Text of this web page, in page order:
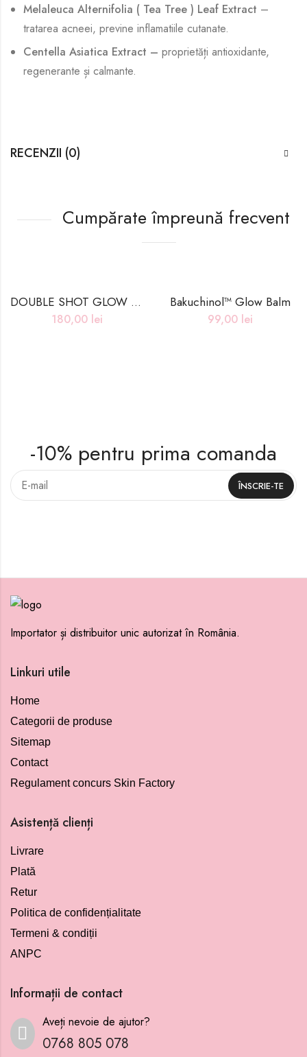
Melaleuca Alternifolia ( Tea Tree ) Leaf Extract –
tratarea acneei, previne inflamatiile cutanate.
Centella Asiatica Extract –proprietăți antioxidante,
regenerante și calmante.
RECENZII (0)
Cumpărate împreună frecvent
DOUBLE SHOT GLOW MIST SERUM – 100ml
180,00 lei
Bakuchinol™ Glow Balm
99,00 lei
-10% pentru prima comanda
Importator și distribuitor unic autorizat în România.
Linkuri utile
Home
Categorii de produse
Sitemap
Contact
Regulament concurs Skin Factory
Asistență clienți
Livrare
Plată
Retur
Politica de confidențialitate
Termeni & condiții
ANPC
Informații de contact
Aveți nevoie de ajutor?
0768 805 078